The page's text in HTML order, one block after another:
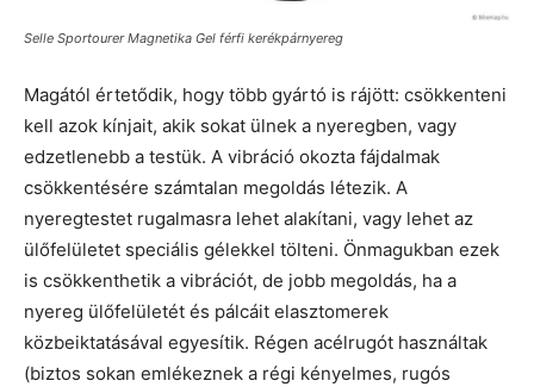
Selle Sportourer Magnetika Gel férfi kerékpárnyereg
Magától értetődik, hogy több gyártó is rájött: csökkenteni
kell azok kínjait, akik sokat ülnek a nyeregben, vagy
edzetlenebb a testük. A vibráció okozta fájdalmak
csökkentésére számtalan megoldás létezik. A
nyeregtestet rugalmasra lehet alakítani, vagy lehet az
ülőfelületet speciális gélekkel tölteni. Önmagukban ezek
is csökkenthetik a vibrációt, de jobb megoldás, ha a
nyereg ülőfelületét és pálcáit elasztomerek
közbeiktatásával egyesítik. Régen acélrugót használtak
(biztos sokan emlékeznek a régi kényelmes, rugós